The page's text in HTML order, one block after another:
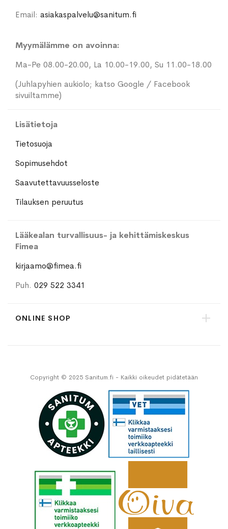
Email: asiakaspalvelu@sanitum.fi
Myymälämme on avoinna:
Ma-Pe 08.00-20.00, La 10.00-19.00, Su 11.00-18.00
(Juhlapyhien aukiolo; katso Google / Facebook
sivuiltamme)
Lisätietoja
Tietosuoja
Sopimusehdot
Saavutettavuusseloste
Tilauksen peruutus
Lääkealan turvallisuus- ja kehittämiskeskus
Fimea
kirjaamo@fimea.fi
Puh. 029 522 3341
ONLINE SHOP
Copyright © 2025 Sanitum.fi - Kaikki oikeudet pidätetään